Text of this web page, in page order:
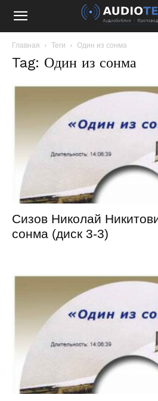
Главная Теги Один из сонма
Tag: Один из сонма
Сизов Николай
сонма (диск 3-3)